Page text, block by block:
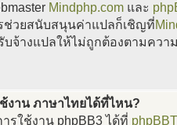
Mindphp.com และ
ช่วยสนับสนุนค่าแปลก็เชิญที่
จ้างแปลให้ไม่ถูกต้องตามควา
งาน ภาษาไทยได้ที่ไหน?
ใช้งาน phpBB3 ได้ที่